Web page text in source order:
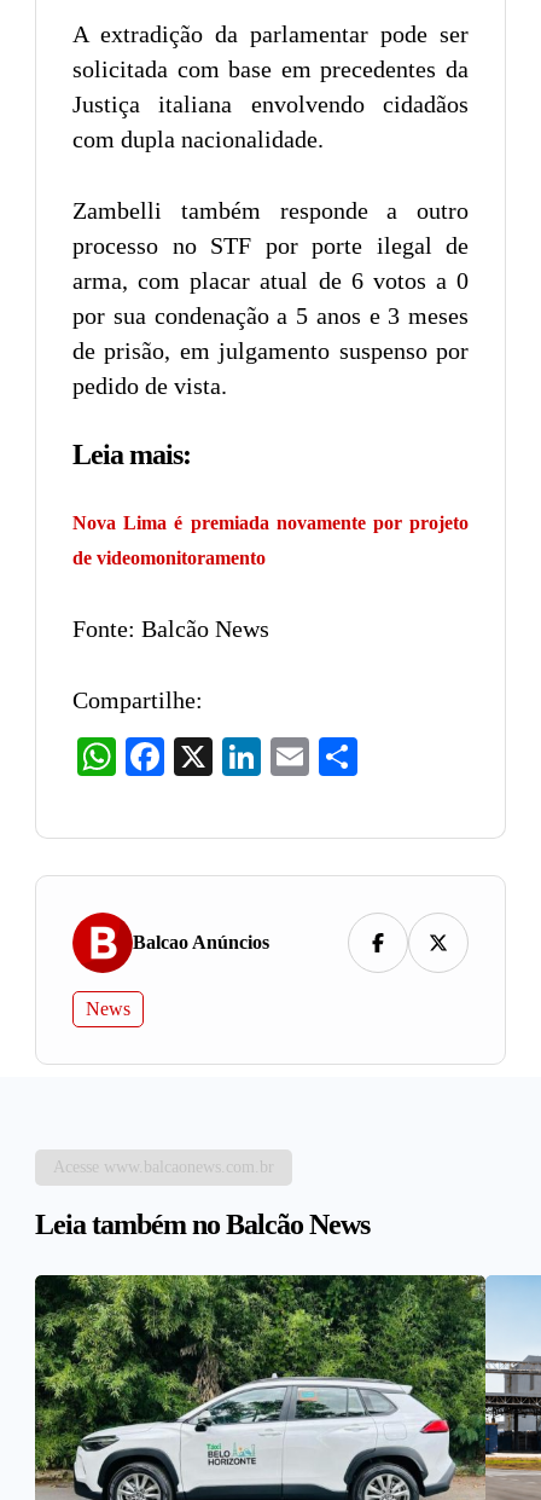
A extradição da parlamentar pode ser
solicitada com base em precedentes da
Justiça italiana envolvendo cidadãos
com dupla nacionalidade.
Zambelli também responde a outro
processo no STF por porte ilegal de
arma, com placar atual de 6 votos a 0
por sua condenação a 5 anos e 3 meses
de prisão, em julgamento suspenso por
pedido de vista.
Leia mais:
Nova Lima é premiada novamente por projeto
de videomonitoramento
Fonte: Balcão News
Compartilhe:
WhatsAppFacebook LinkedIn
Email
Balcao Anúncios
News
Acesse www.balcaonews.com.br
Leia também no Balcão News